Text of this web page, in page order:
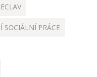
PRÁCE